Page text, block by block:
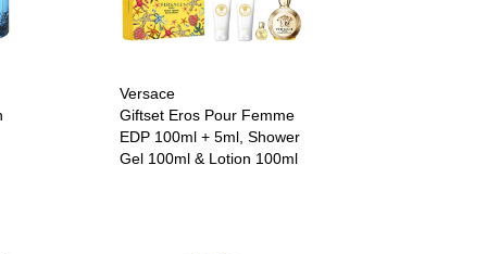
Versace
Giftset Eros Pour Femme
EDP 100ml + 5ml, Shower
Gel 100ml & Lotion 100ml